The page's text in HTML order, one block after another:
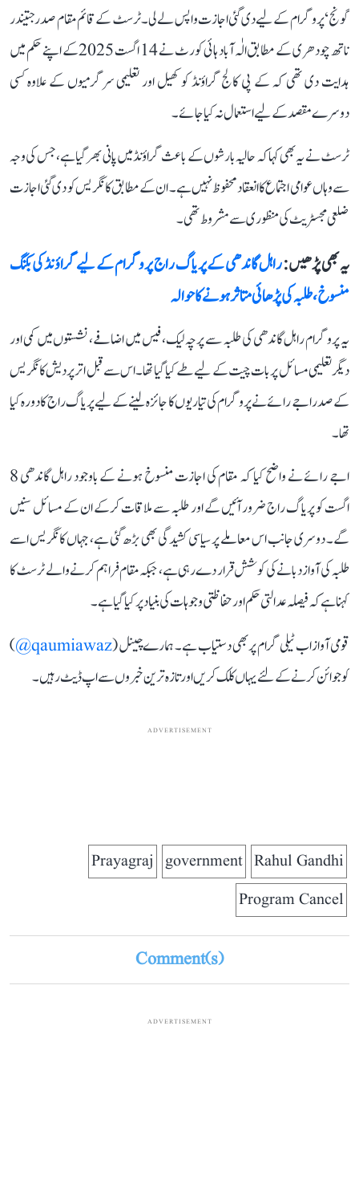
گونج‘ پروگرام کے لیے دی گئی اجازت واپس لے لی۔ ٹرسٹ کے قائم مقام صدر جتیندر
ناتھ چودھری کے مطابق الٰہ آباد ہائی کورٹ نے 14 اگست 2025 کے اپنے حکم میں
ہدایت دی تھی کہ کے پی کالج گراؤنڈ کو کھیل اور تعلیمی سرگرمیوں کے علاوہ کسی
دوسرے مقصد کے لیے استعمال نہ کیا جائے۔
ٹرسٹ نے یہ بھی کہا کہ حالیہ بارشوں کے باعث گراؤنڈ میں پانی بھر گیا ہے، جس کی وجہ
سے وہاں عوامی اجتماع کا انعقاد محفوظ نہیں ہے۔ ان کے مطابق کانگریس کو دی گئی اجازت
ضلعی مجسٹریٹ کی منظوری سے مشروط تھی۔
یہ بھی پڑھیں :راہل گاندھی کے پریاگ راج پروگرام کے لیے گراؤنڈ کی بکنگ
منسوخ، طلبہ کی پڑھائی متاثر ہونے کا حوالہ
یہ پروگرام راہل گاندھی کی طلبہ سے پرچہ لیک، فیس میں اضافے، نشستوں میں کمی اور
دیگر تعلیمی مسائل پر بات چیت کے لیے طے کیا گیا تھا۔ اس سے قبل اتر پردیش کانگریس
کے صدر اجے رائے نے پروگرام کی تیاریوں کا جائزہ لینے کے لیے پریاگ راج کا دورہ کیا
تھا۔
اجے رائے نے واضح کیا کہ مقام کی اجازت منسوخ ہونے کے باوجود راہل گاندھی 8
اگست کو پریاگ راج ضرور آئیں گے اور طلبہ سے ملاقات کرکے ان کے مسائل سنیں
گے۔ دوسری جانب اس معاملے پر سیاسی کشیدگی بھی بڑھ گئی ہے، جہاں کانگریس اسے
طلبہ کی آواز دبانے کی کوشش قرار دے رہی ہے، جبکہ مقام فراہم کرنے والے ٹرسٹ کا
کہنا ہے کہ فیصلہ عدالتی حکم اور حفاظتی وجوہات کی بنیاد پر کیا گیا ہے۔
قومی آواز اب ٹیلی گرام پر بھی دستیاب ہے۔ ہمارے چینل (qaumiawaz@
)
کو جوائن کرنے کے لئے یہاں کلک کریں اور تازہ ترین خبروں سے اپ ڈیٹ رہیں۔
ADVERTISEMENT
Rahul Gandhi
government
Prayagraj
Program Cancel
Comment(s)
ADVERTISEMENT